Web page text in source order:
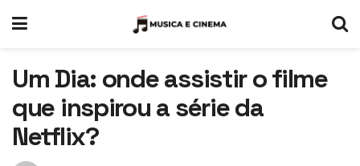
Um Dia: onde assistir o filme
que inspirou a série da
Netflix?